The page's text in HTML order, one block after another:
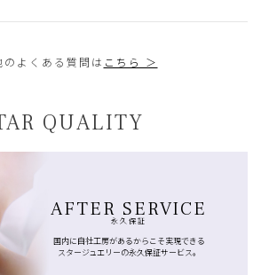
のよくある質問は こちら ＞
QUALITY
AFTER SERVICE
永久保証
国内に自社工房があるからこそ実現できる
スタージュエリーの永久保証サービス。